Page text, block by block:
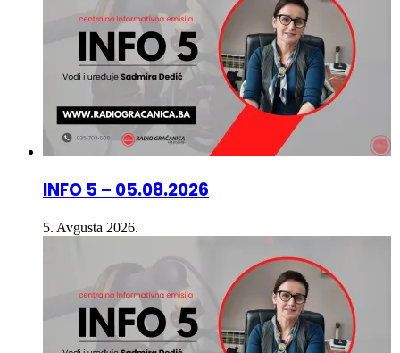
INFO 5 – 05.08.2026
5. Avgusta 2026.